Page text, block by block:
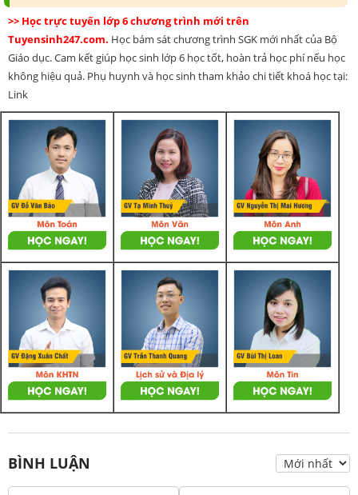
>> Học trực tuyến lớp 6 chương trình mới trên
Tuyensinh247.com. Học bám sát chương trình SGK mới nhất của Bộ
Giáo dục. Cam kết giúp học sinh lớp 6 học tốt, hoàn trả học phí nếu học
không hiệu quả. Phụ huynh và học sinh tham khảo chi tiết khoá học tại:
Link
BÌNH LUẬN